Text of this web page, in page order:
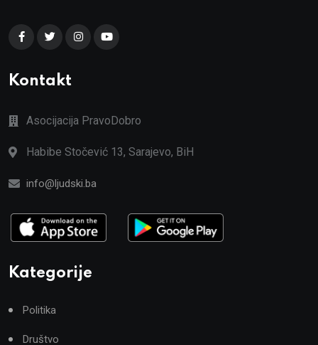
Kontakt
Asocijacija PravoDobro
Habibe Stočević 13, Sarajevo, BiH
info@ljudski.ba
Kategorije
Politika
Društvo